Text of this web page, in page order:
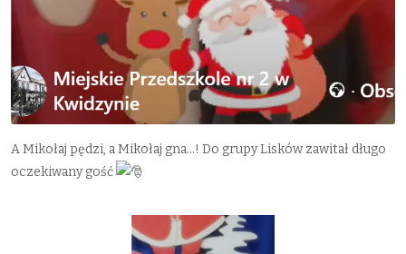
A Mikołaj pędzi, a Mikołaj gna…! Do grupy Lisków zawitał długo
oczekiwany gość